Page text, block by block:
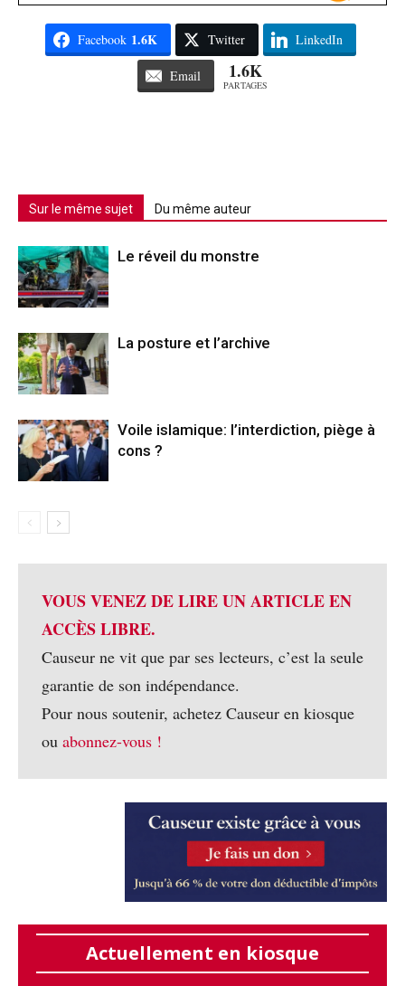
Facebook 1.6K Twitter LinkedIn
Email 1.6K
PARTAGES
Sur le même sujet Du même auteur
Le réveil du monstre
La posture et l’archive
Voile islamique: l’interdiction, piège à
cons ?
VOUS VENEZ DE LIRE UN ARTICLE EN
ACCÈS LIBRE.
Causeur ne vit que par ses lecteurs, c’est la seule
garantie de son indépendance.
Pour nous soutenir, achetez Causeur en kiosque
ou abonnez-vous !
Actuellement en kiosque